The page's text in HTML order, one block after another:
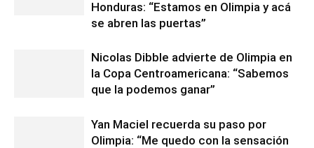
Honduras: “Estamos en Olimpia y acá
se abren las puertas”
Nicolas Dibble advierte de Olimpia en
la Copa Centroamericana: “Sabemos
que la podemos ganar”
Yan Maciel recuerda su paso por
Olimpia: “Me quedo con la sensación